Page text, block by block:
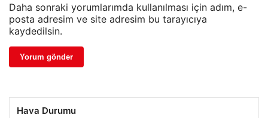
Daha sonraki yorumlarımda kullanılması için adım, e-
posta adresim ve site adresim bu tarayıcıya
kaydedilsin.
Hava Durumu